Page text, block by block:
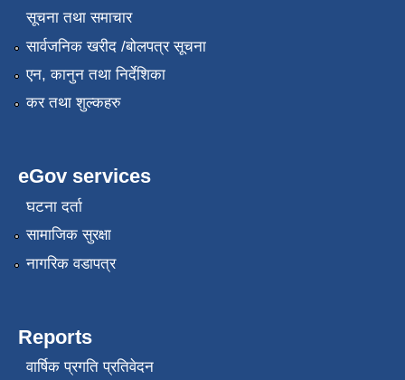
सूचना तथा समाचार
सार्वजनिक खरीद /बोलपत्र सूचना
एन, कानुन तथा निर्देशिका
कर तथा शुल्कहरु
eGov services
घटना दर्ता
सामाजिक सुरक्षा
नागरिक वडापत्र
Reports
वार्षिक प्रगति प्रतिवेदन